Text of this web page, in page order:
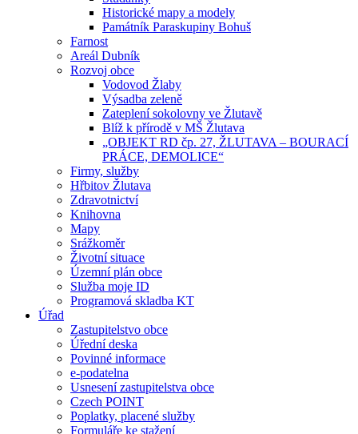
Historické mapy a modely
Památník Paraskupiny Bohuš
Farnost
Areál Dubník
Rozvoj obce
Vodovod Žlaby
Výsadba zeleně
Zateplení sokolovny ve Žlutavě
Blíž k přírodě v MŠ Žlutava
„OBJEKT RD čp. 27, ŽLUTAVA – BOURACÍ
PRÁCE, DEMOLICE“
Firmy, služby
Hřbitov Žlutava
Zdravotnictví
Knihovna
Mapy
Srážkoměr
Životní situace
Územní plán obce
Služba moje ID
Programová skladba KT
Úřad
Zastupitelstvo obce
Úřední deska
Povinné informace
e-podatelna
Usnesení zastupitelstva obce
Czech POINT
Poplatky, placené služby
Formuláře ke stažení